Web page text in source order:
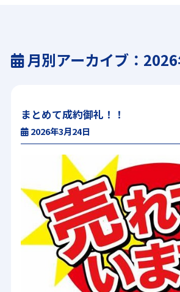
月別アーカイブ：
まとめて成約御礼！！
2026年3月24日